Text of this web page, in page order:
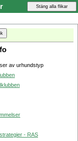
av urhundstyp
- RAS